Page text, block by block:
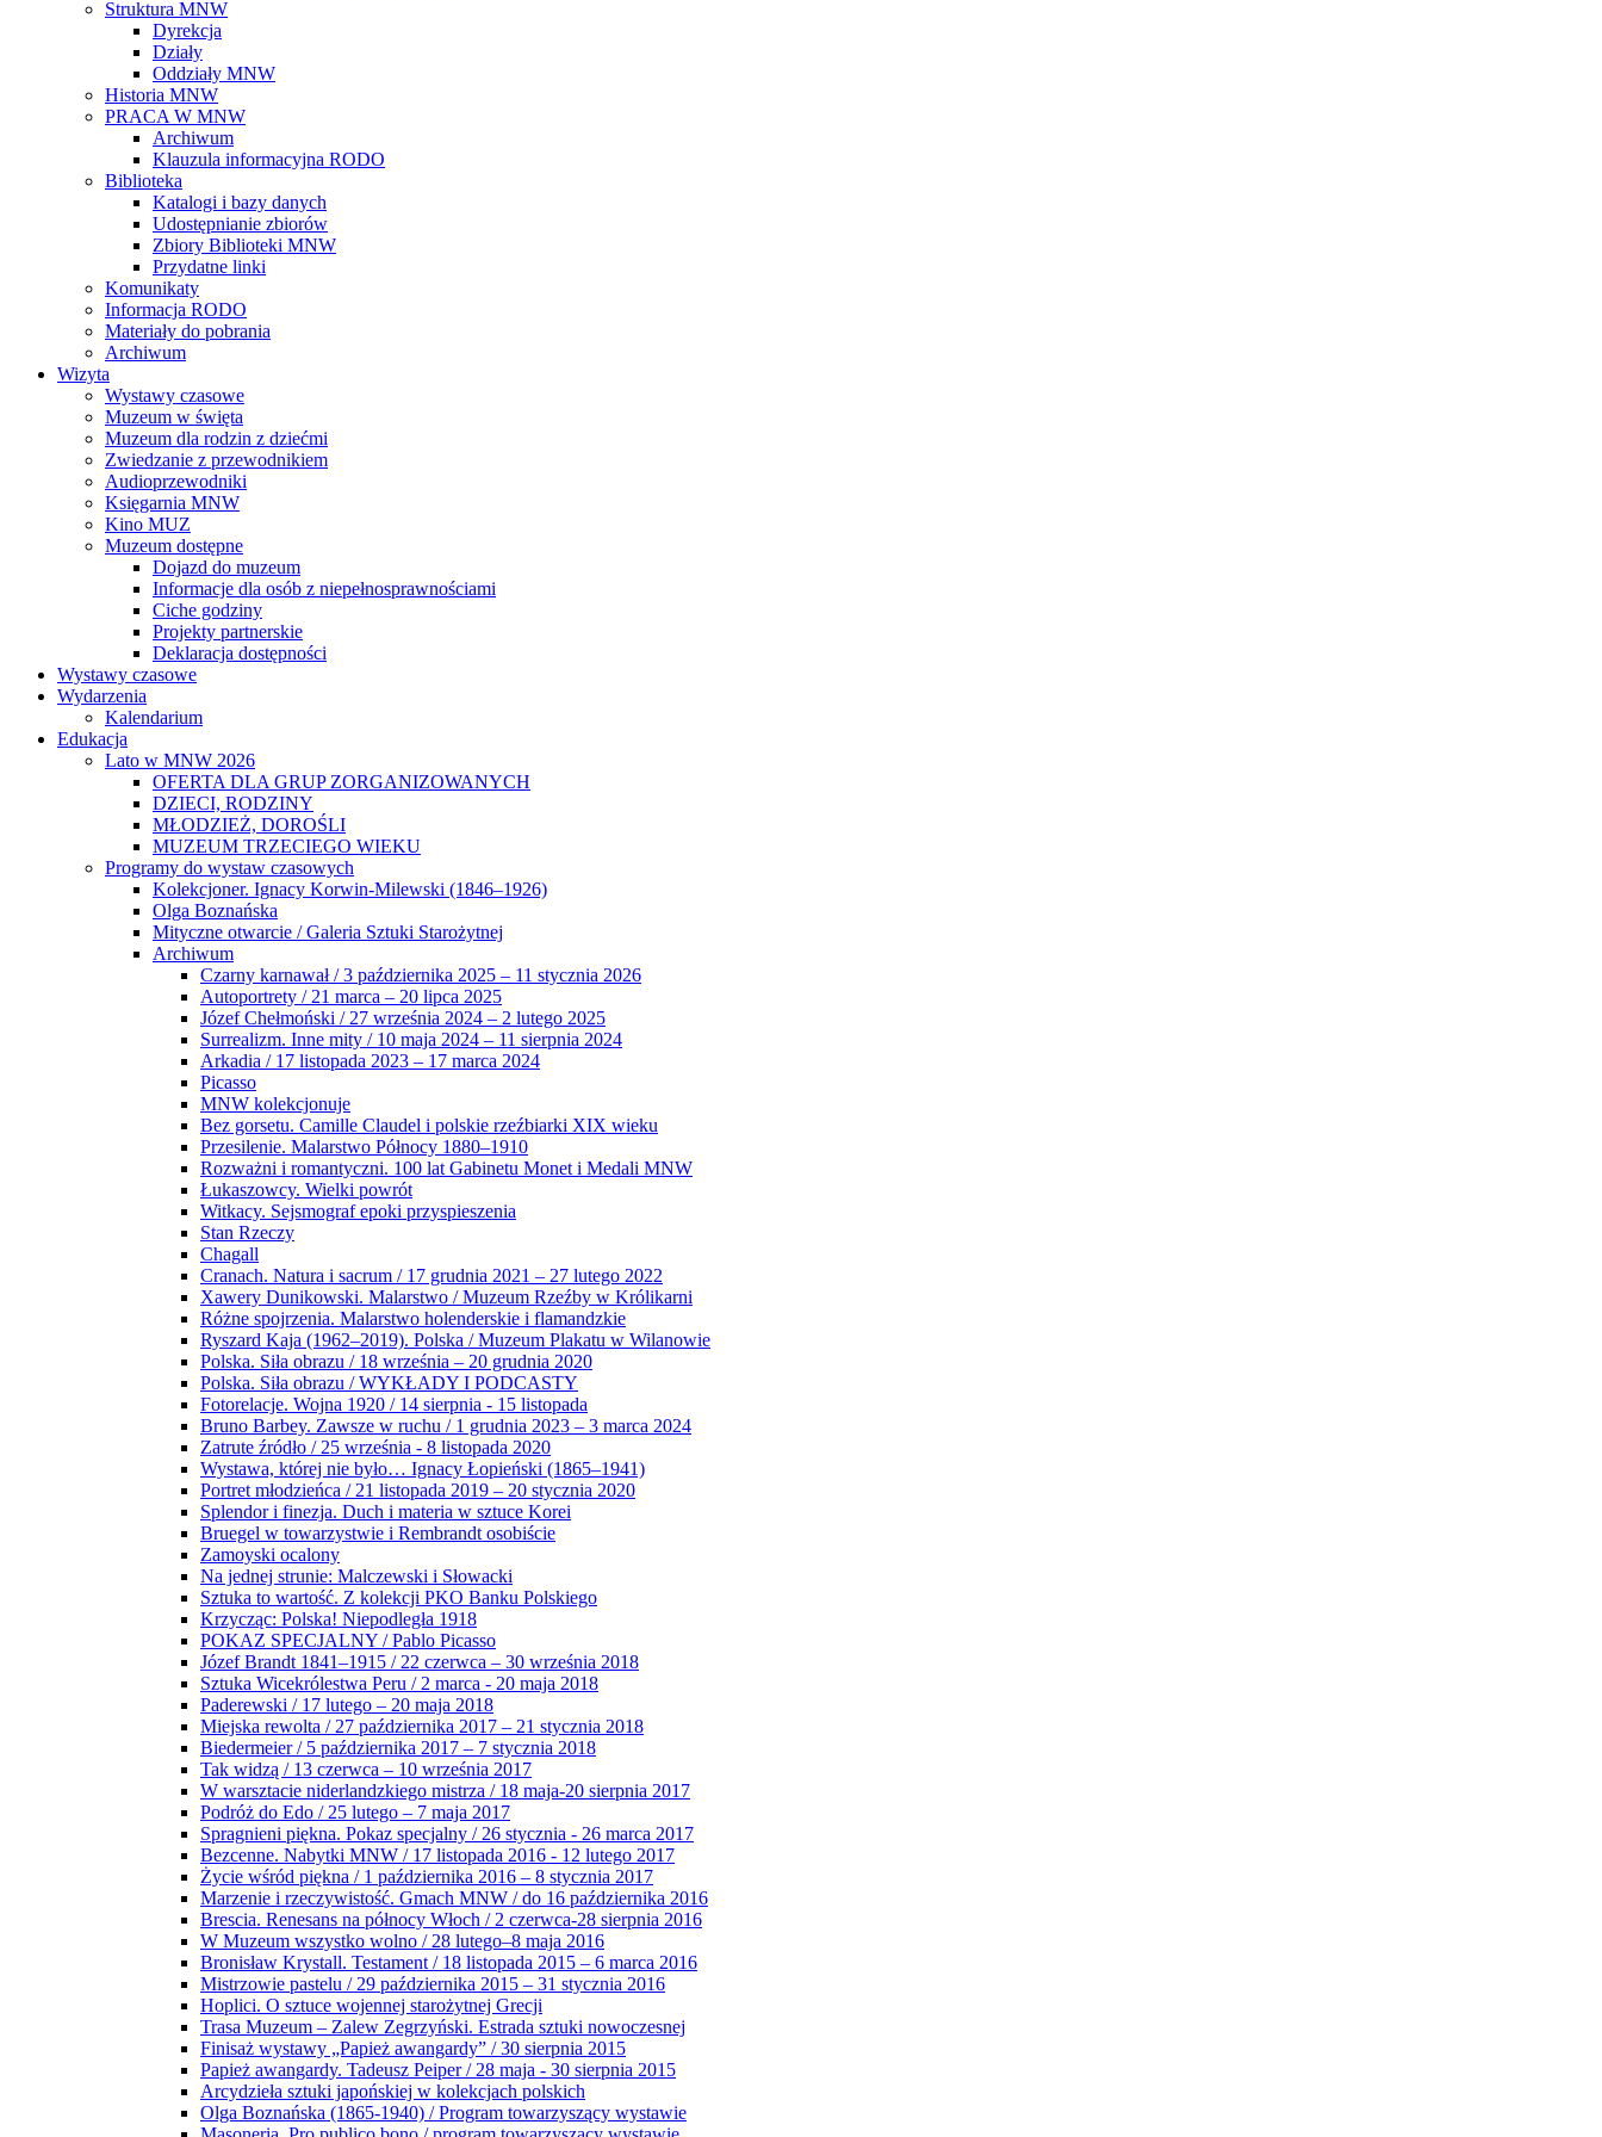
Struktura MNW
Dyrekcja
Działy
Oddziały MNW
Historia MNW
PRACA W MNW
Archiwum
Klauzula informacyjna RODO
Biblioteka
Katalogi i bazy danych
Udostępnianie zbiorów
Zbiory Biblioteki MNW
Przydatne linki
Komunikaty
Informacja RODO
Materiały do pobrania
Archiwum
Wizyta
Wystawy czasowe
Muzeum w święta
Muzeum dla rodzin z dziećmi
Zwiedzanie z przewodnikiem
Audioprzewodniki
Księgarnia MNW
Kino MUZ
Muzeum dostępne
Dojazd do muzeum
Informacje dla osób z niepełnosprawnościami
Ciche godziny
Projekty partnerskie
Deklaracja dostępności
Wystawy czasowe
Wydarzenia
Kalendarium
Edukacja
Lato w MNW 2026
OFERTA DLA GRUP ZORGANIZOWANYCH
DZIECI, RODZINY
MŁODZIEŻ, DOROŚLI
MUZEUM TRZECIEGO WIEKU
Programy do wystaw czasowych
Kolekcjoner. Ignacy Korwin-Milewski (1846–1926)
Olga Boznańska
Mityczne otwarcie / Galeria Sztuki Starożytnej
Archiwum
Czarny karnawał / 3 października 2025 – 11 stycznia 2026
Autoportrety / 21 marca – 20 lipca 2025
Józef Chełmoński / 27 września 2024 – 2 lutego 2025
Surrealizm. Inne mity / 10 maja 2024 – 11 sierpnia 2024
Arkadia / 17 listopada 2023 – 17 marca 2024
Picasso
MNW kolekcjonuje
Bez gorsetu. Camille Claudel i polskie rzeźbiarki XIX wieku
Przesilenie. Malarstwo Północy 1880–1910
Rozważni i romantyczni. 100 lat Gabinetu Monet i Medali MNW
Łukaszowcy. Wielki powrót
Witkacy. Sejsmograf epoki przyspieszenia
Stan Rzeczy
Chagall
Cranach. Natura i sacrum / 17 grudnia 2021 – 27 lutego 2022
Xawery Dunikowski. Malarstwo / Muzeum Rzeźby w Królikarni
Różne spojrzenia. Malarstwo holenderskie i flamandzkie
Ryszard Kaja (1962–2019). Polska / Muzeum Plakatu w Wilanowie
Polska. Siła obrazu / 18 września – 20 grudnia 2020
Polska. Siła obrazu / WYKŁADY I PODCASTY
Fotorelacje. Wojna 1920 / 14 sierpnia - 15 listopada
Bruno Barbey. Zawsze w ruchu / 1 grudnia 2023 – 3 marca 2024
Zatrute źródło / 25 września - 8 listopada 2020
Wystawa, której nie było… Ignacy Łopieński (1865–1941)
Portret młodzieńca / 21 listopada 2019 – 20 stycznia 2020
Splendor i finezja. Duch i materia w sztuce Korei
Bruegel w towarzystwie i Rembrandt osobiście
Zamoyski ocalony
Na jednej strunie: Malczewski i Słowacki
Sztuka to wartość. Z kolekcji PKO Banku Polskiego
Krzycząc: Polska! Niepodległa 1918
POKAZ SPECJALNY / Pablo Picasso
Józef Brandt 1841–1915 / 22 czerwca – 30 września 2018
Sztuka Wicekrólestwa Peru / 2 marca - 20 maja 2018
Paderewski / 17 lutego – 20 maja 2018
Miejska rewolta / 27 października 2017 – 21 stycznia 2018
Biedermeier / 5 października 2017 – 7 stycznia 2018
Tak widzą / 13 czerwca – 10 września 2017
W warsztacie niderlandzkiego mistrza / 18 maja-20 sierpnia 2017
Podróż do Edo / 25 lutego – 7 maja 2017
Spragnieni piękna. Pokaz specjalny / 26 stycznia - 26 marca 2017
Bezcenne. Nabytki MNW / 17 listopada 2016 - 12 lutego 2017
Życie wśród piękna / 1 października 2016 – 8 stycznia 2017
Marzenie i rzeczywistość. Gmach MNW / do 16 października 2016
Brescia. Renesans na północy Włoch / 2 czerwca-28 sierpnia 2016
W Muzeum wszystko wolno / 28 lutego–8 maja 2016
Bronisław Krystall. Testament / 18 listopada 2015 – 6 marca 2016
Mistrzowie pastelu / 29 października 2015 – 31 stycznia 2016
Hoplici. O sztuce wojennej starożytnej Grecji
Trasa Muzeum – Zalew Zegrzyński. Estrada sztuki nowoczesnej
Finisaż wystawy „Papież awangardy” / 30 sierpnia 2015
Papież awangardy. Tadeusz Peiper / 28 maja - 30 sierpnia 2015
Arcydzieła sztuki japońskiej w kolekcjach polskich
Olga Boznańska (1865-1940) / Program towarzyszący wystawie